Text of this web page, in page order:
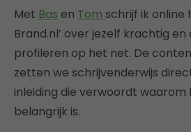
Met Bas en Tom schrijf ik online
Brand.nl’ over jezelf krachtig
profileren op het net. De
zetten we schrijvenderwijs
inleiding die verwoordt waarom
belangrijk is.